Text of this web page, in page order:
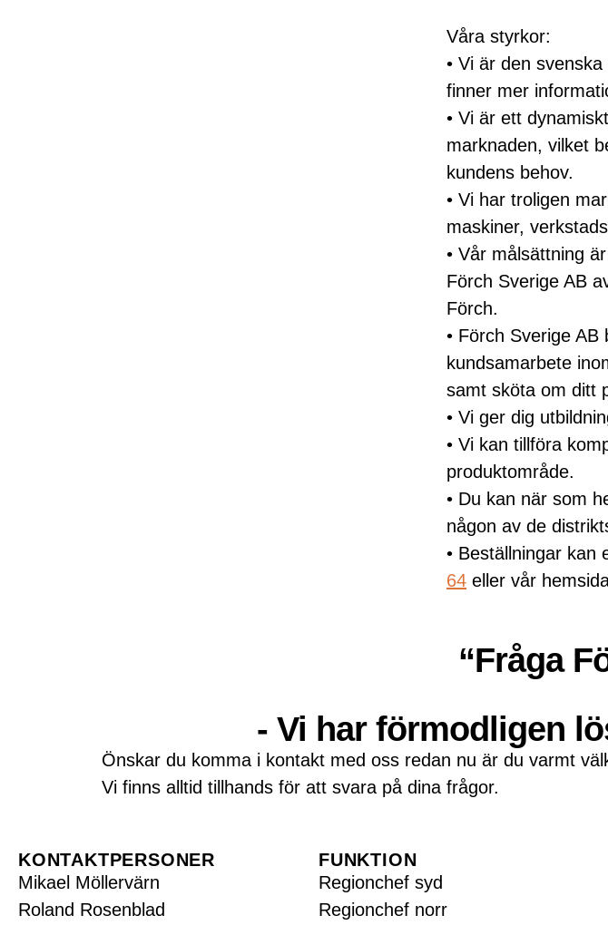
Våra styrkor:
• Vi är den
finner mer
• Vi är ett
marknaden, vilket
kundens behov.
• Vi har troligen
maskiner,
• Vår målsättning
Förch Sverige AB
Förch.
• Förch Sverige
kundsamarbete
samt sköta om ditt
• Vi ger dig
• Vi kan tillföra
produktområde.
• Du kan när som
någon av de
• Beställningar kan
64eller vår
“Fråga
- Vi har förmodligen
Önskar du komma i kontakt med oss redan nu är du varmt
Vi finns alltid tillhands för att svara på dina frågor.
KONTAKTPERSONER
Mikael Möllervärn
Roland Rosenblad
FUNKTION
Regionchef syd
Regionchef norr